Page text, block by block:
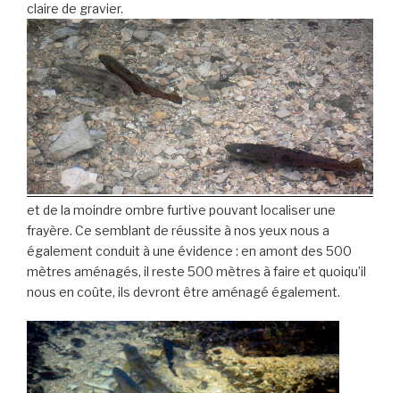
claire de gravier.
et de la moindre ombre furtive pouvant localiser une
frayère. Ce semblant de réussite à nos yeux nous a
également conduit à une évidence : en amont des 500
mètres aménagés, il reste 500 mètres à faire et quoiqu’il
nous en coûte, ils devront être aménagé également.